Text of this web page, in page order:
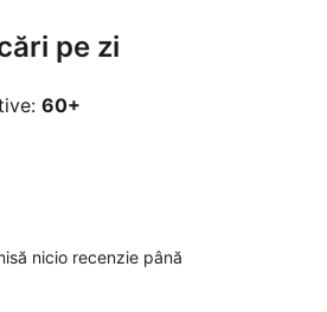
pe zi
60+
nicio recenzie până